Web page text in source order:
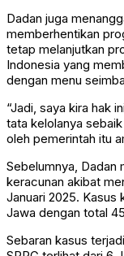
Dadan juga
memberhentikan
tetap melanjutkan
Indonesia yang
dengan menu
“Jadi, saya kira hak
tata kelolanya
oleh pemerintah itu
Sebelumnya, Dadan
keracunan akibat
Januari 2025. Kasus
Jawa dengan total
Sebaran kasus